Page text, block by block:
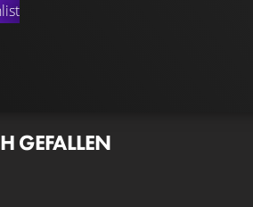
GEFALLEN